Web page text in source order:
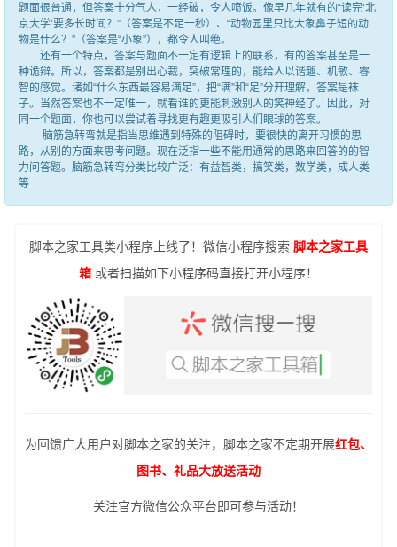
题面很普通，但答案十分气人，一经破，令人喷饭。像早几年就有的“读完‘北
京大学’要多长时间？”（答案是不足一秒）、“动物园里只比大象鼻子短的动
物是什么？”（答案是“小象”），都令人叫绝。
还有一个特点，答案与题面不一定有逻辑上的联系，有的答案甚至是一
种诡辩。所以，答案都是别出心裁，突破常理的，能给人以谐趣、机敏、睿
智的感觉。诸如“什么东西最容易满足”，把“满”和“足”分开理解，答案是袜
子。当然答案也不一定唯一，就看谁的更能刺激别人的笑神经了。因此，对
同一个题面，你也可以尝试着寻找更有趣更吸引人们眼球的答案。
脑筋急转弯就是指当思维遇到特殊的阻碍时，要很快的离开习惯的思
路，从别的方面来思考问题。现在泛指一些不能用通常的思路来回答的的智
力问答题。脑筋急转弯分类比较广泛：有益智类，搞笑类，数学类，成人类
等
脚本之家工具类小程序上线了！微信小程序搜索 脚本之家工具
箱 或者扫描如下小程序码直接打开小程序！
为回馈广大用户对脚本之家的关注，脚本之家不定期开展红包、
图书、礼品大放送活动
关注官方微信公众平台即可参与活动！